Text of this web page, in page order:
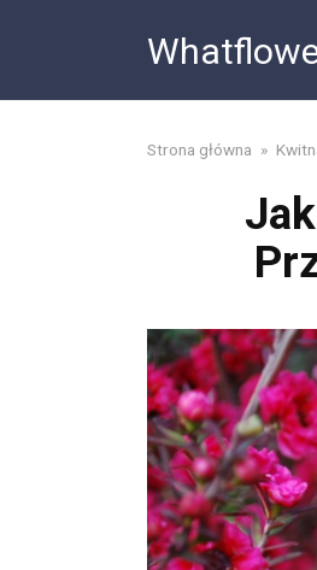
Strona główna »